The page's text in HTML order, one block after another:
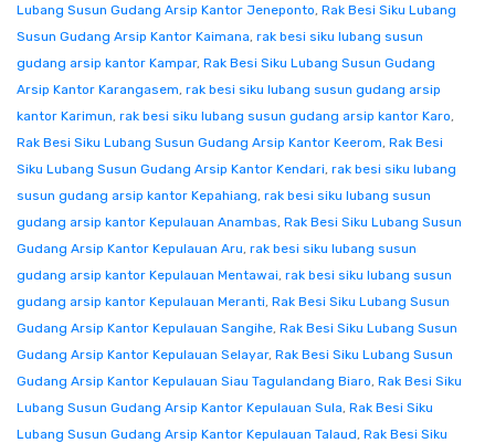
Lubang Susun Gudang Arsip Kantor Jeneponto, Rak Besi Siku Lubang
Susun Gudang Arsip Kantor Kaimana, rak besi siku lubang susun
gudang arsip kantor Kampar, Rak Besi Siku Lubang Susun Gudang
Arsip Kantor Karangasem, rak besi siku lubang susun gudang arsip
kantor Karimun, rak besi siku lubang susun gudang arsip kantor Karo,
Rak Besi Siku Lubang Susun Gudang Arsip Kantor Keerom, Rak Besi
Siku Lubang Susun Gudang Arsip Kantor Kendari, rak besi siku lubang
susun gudang arsip kantor Kepahiang, rak besi siku lubang susun
gudang arsip kantor Kepulauan Anambas, Rak Besi Siku Lubang Susun
Gudang Arsip Kantor Kepulauan Aru, rak besi siku lubang susun
gudang arsip kantor Kepulauan Mentawai, rak besi siku lubang susun
gudang arsip kantor Kepulauan Meranti, Rak Besi Siku Lubang Susun
Gudang Arsip Kantor Kepulauan Sangihe, Rak Besi Siku Lubang Susun
Gudang Arsip Kantor Kepulauan Selayar, Rak Besi Siku Lubang Susun
Gudang Arsip Kantor Kepulauan Siau Tagulandang Biaro, Rak Besi Siku
Lubang Susun Gudang Arsip Kantor Kepulauan Sula, Rak Besi Siku
Lubang Susun Gudang Arsip Kantor Kepulauan Talaud, Rak Besi Siku